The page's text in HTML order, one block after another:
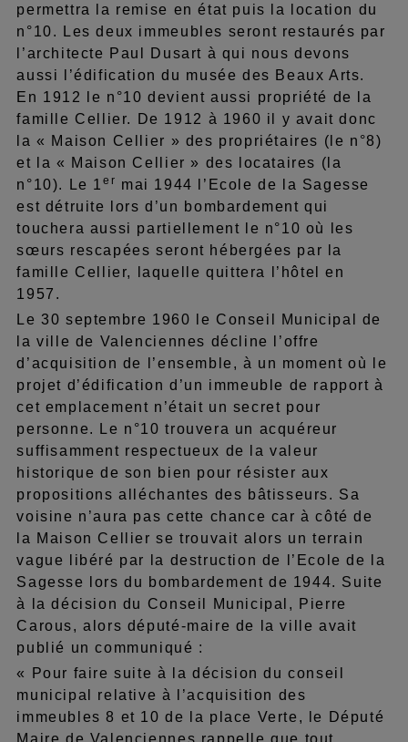
permettra la remise en état puis la location du
n°10. Les deux immeubles seront restaurés par
l’architecte Paul Dusart à qui nous devons
aussi l’édification du musée des Beaux Arts.
En 1912 le n°10 devient aussi propriété de la
famille Cellier. De 1912 à 1960 il y avait donc
la « Maison Cellier » des propriétaires (le n°8)
et la « Maison Cellier » des locataires (la
n°10). Le 1er mai 1944 l’Ecole de la Sagesse
est détruite lors d’un bombardement qui
touchera aussi partiellement le n°10 où les
sœurs rescapées seront hébergées par la
famille Cellier, laquelle quittera l’hôtel en
1957.
Le 30 septembre 1960 le Conseil Municipal de
la ville de Valenciennes décline l’offre
d’acquisition de l’ensemble, à un moment où le
projet d’édification d’un immeuble de rapport à
cet emplacement n’était un secret pour
personne. Le n°10 trouvera un acquéreur
suffisamment respectueux de la valeur
historique de son bien pour résister aux
propositions alléchantes des bâtisseurs. Sa
voisine n’aura pas cette chance car à côté de
la Maison Cellier se trouvait alors un terrain
vague libéré par la destruction de l’Ecole de la
Sagesse lors du bombardement de 1944. Suite
à la décision du Conseil Municipal, Pierre
Carous, alors député-maire de la ville avait
publié un communiqué :
« Pour faire suite à la décision du conseil
municipal relative à l’acquisition des
immeubles 8 et 10 de la place Verte, le Député
Maire de Valenciennes rappelle que tout